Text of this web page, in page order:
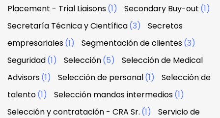
Placement - Trial Liaisons(1) Secondary Buy-out (1)
Secretaría Técnica y Científica(3)
Secretos
empresariales(1) Segmentación de clientes(3)
Seguridad(1) Selección(5)
Selección de Medical
Advisors(1) Selección de personal(1)
Selección de
talento(1) Selección mandos intermedios(1)
Selección y contratación - CRA Sr. (1)
Servicio de